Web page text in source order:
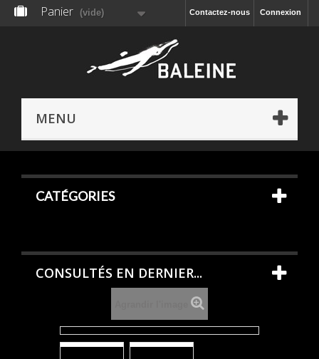
Connexion
Contactez-nous
Panier (vide)
MENU
CATÉGORIES
CONSULTÉS EN DERNIER...